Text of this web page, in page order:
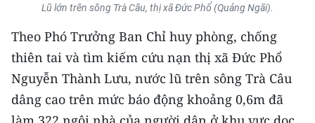
MÔI TRƯỜNG
KIỂM CHỨNG THÔNG TIN
TRI THỨC CHUYÊN SÂU
Lũ lớn trên sông Trà Câu, thị xã Đức Phổ (Quảng Ngãi).
Theo Phó Trưởng Ban Chỉ huy phòng, chống
thiên tai và tìm kiếm cứu nạn thị xã Đức Phổ
Nguyễn Thành Lưu, nước lũ trên sông Trà Câu
dâng cao trên mức báo động khoảng 0,6m đã